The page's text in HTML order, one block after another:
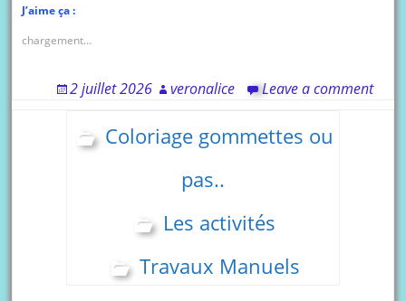
J’aime ça :
chargement…
2 juillet 2026 veronalice Leave a comment
Coloriage gommettes ou
pas..
Les activités
Travaux Manuels